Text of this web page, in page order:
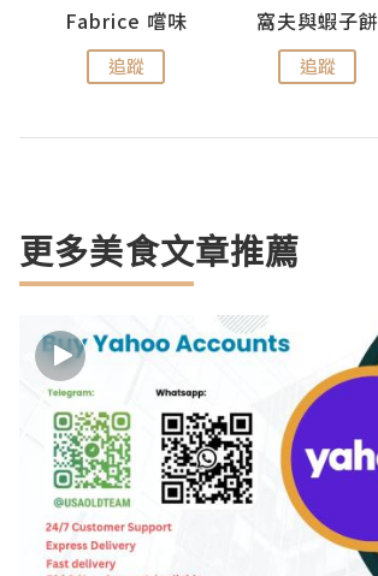
Fabrice 嚐味
追蹤
窩夫與蝦子餅
追蹤
更多美食文章推薦